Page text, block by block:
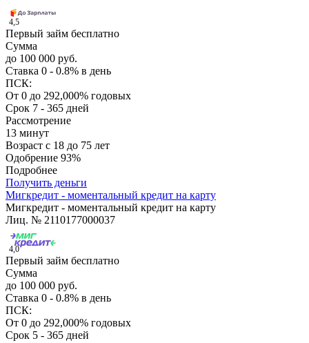
4,5
Первый займ бесплатно
Сумма
до 100 000 руб.
Ставка 0 - 0.8% в день
ПСК:
От 0 до 292,000% годовых
Срок 7 - 365 дней
Рассмотрение
13 минут
Возраст с 18 до 75 лет
Одобрение 93%
Подробнее
Получить деньги
Мигкредит - моментальный кредит на карту
Мигкредит - моментальный кредит на карту
Лиц. № 2110177000037
4,0
Первый займ бесплатно
Сумма
до 100 000 руб.
Ставка 0 - 0.8% в день
ПСК:
От 0 до 292,000% годовых
Срок 5 - 365 дней